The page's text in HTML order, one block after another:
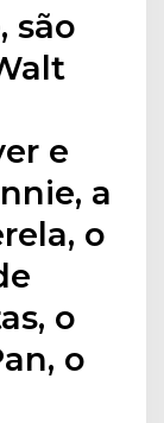
são
e
a
o
o
o